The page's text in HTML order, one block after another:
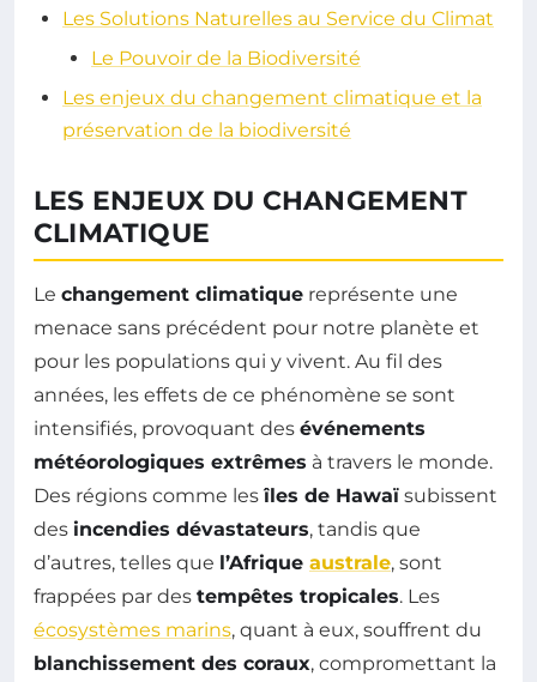
Les Solutions Naturelles au Service du Climat
Le Pouvoir de la Biodiversité
Les enjeux du changement climatique et la
préservation de la biodiversité
LES ENJEUX DU CHANGEMENT
CLIMATIQUE
Le changement climatique représente une
menace sans précédent pour notre planète et
pour les populations qui y vivent. Au fil des
années, les effets de ce phénomène se sont
intensifiés, provoquant des événements
météorologiques extrêmes à travers le monde.
Des régions comme les îles de Hawaï subissent
des incendies dévastateurs, tandis que
d’autres, telles que l’Afrique australe, sont
frappées par des tempêtes tropicales. Les
écosystèmes marins, quant à eux, souffrent du
blanchissement des coraux, compromettant la